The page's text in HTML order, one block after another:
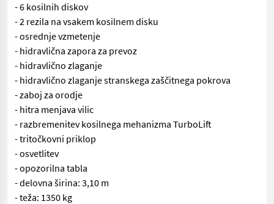
- 6 kosilnih diskov
- 2 rezila na vsakem kosilnem disku
- osrednje vzmetenje
- hidravlična zapora za prevoz
- hidravlično zlaganje
- hidravlično zlaganje stranskega zaščitnega pokrova
- zaboj za orodje
- hitra menjava vilic
- razbremenitev kosilnega mehanizma TurboLift
- tritočkovni priklop
- osvetlitev
- opozorilna tabla
- delovna širina: 3,10 m
- teža: 1350 kg